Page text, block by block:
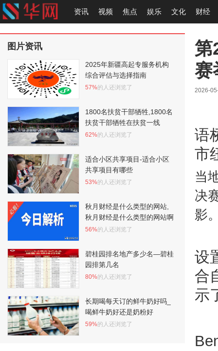
资讯 视频 焦点 娱乐 文化 财经
第
赛
2026-
语
市
当
决
影
设
合
示
图片资讯
2025年新疆高起专服务机构
综合评估与选择指南
57%的人还浏览了
1800名扶贫干部牺牲,1800名
扶贫干部牺牲在扶贫一线
62%的人还浏览了
适合小区共享项目-适合小区
共享项目有哪些
53%的人还浏览了
秋月财经是什么类型的网站,
秋月财经是什么类型的网站啊
56%的人还浏览了
碧桂园排名地产多少名—碧桂
园排第几名
80%的人还浏览了
长期喝每天订的鲜牛奶好吗_
喝鲜牛奶好还是奶粉好
59%的人还浏览了